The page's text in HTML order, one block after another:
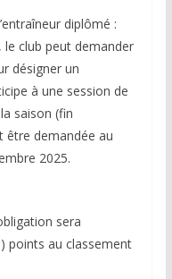
diplômé :
le club peut demander
désigner un
à une session de
saison (fin
être demandée au
2025.
sera
points au classement